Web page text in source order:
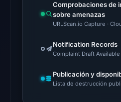
The
latest
probe
reached
domain
(HTTP
Comprobaciones de
sobre amenazas
URLScan.io Capture ·
Notification Records
Complaint Draft Available
Publicación y
Lista de destrucción